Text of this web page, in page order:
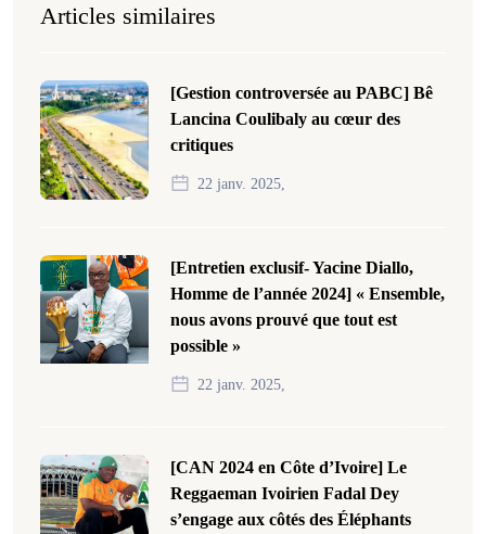
Articles similaires
[Gestion controversée au PABC] Bê
Lancina Coulibaly au cœur des
critiques
22 janv. 2025,
[Entretien exclusif- Yacine Diallo,
Homme de l’année 2024] « Ensemble,
nous avons prouvé que tout est
possible »
22 janv. 2025,
[CAN 2024 en Côte d’Ivoire] Le
Reggaeman Ivoirien Fadal Dey
s’engage aux côtés des Éléphants